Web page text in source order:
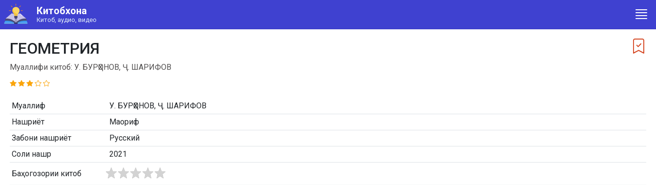
Китобхона
Китоб, аудио, видео
ГЕОМЕТРИЯ
Муаллифи китоб: У. БУРҲОНОВ, Ҷ. ШАРИФОВ
Муаллиф
У. БУРҲОНОВ, Ҷ. ШАРИФОВ
Нашриёт
Маориф
Забони нашриёт
Русский
Соли нашр
2021
Баҳогозории китоб